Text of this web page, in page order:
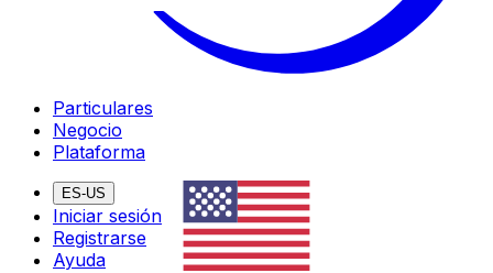
Particulares
Negocio
Plataforma
ES-US
Iniciar sesión
Registrarse
Ayuda